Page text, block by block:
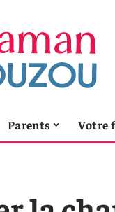
Parents Votre